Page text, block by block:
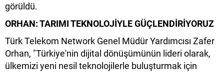
görüldü.
ORHAN: TARIMI TEKNOLOJİYLE GÜÇLENDİRİYORUZ
Türk Telekom Network Genel Müdür Yardımcısı Zafer
Orhan, "Türkiye'nin dijital dönüşümünün lideri olarak,
ülkemizi yeni nesil teknolojilerle buluşturmak için